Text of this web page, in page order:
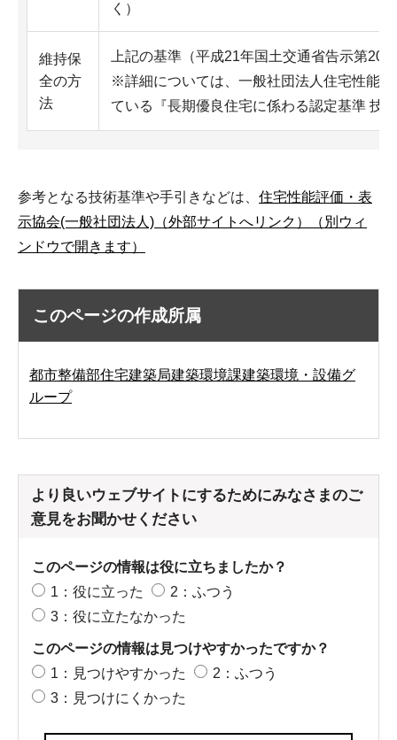
く）
維持保
全の方
法
上記の基準（平成21年国土交通省告示第209
※詳細については、一般社団法人住宅性能
ている『長期優良住宅に係わる認定基準 技
参考となる技術基準や手引きなどは、 住宅性能評価・表
示協会(一般社団法人)（外部サイトへリンク）（別ウィ
ンドウで開きます）
このページの作成所属
都市整備部住宅建築局建築環境課建築環境・設備グ
ループ
より良いウェブサイトにするためにみなさまのご
意見をお聞かせください
このページの情報は役に立ちましたか？
1：役に立った
2：ふつう
3：役に立たなかった
このページの情報は見つけやすかったですか？
1：見つけやすかった
2：ふつう
3：見つけにくかった